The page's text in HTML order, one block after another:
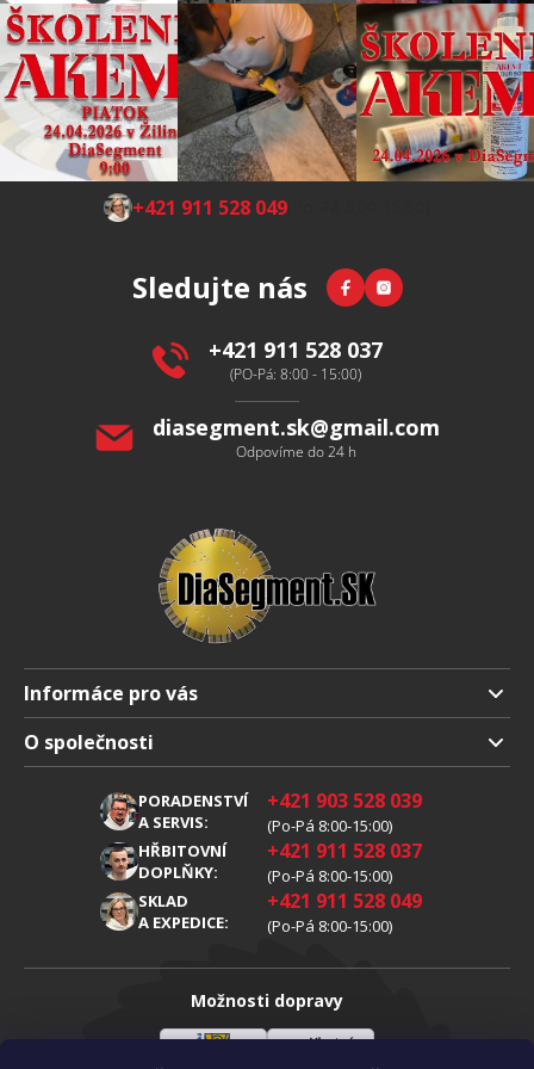
+421 911 528 049
Sledujte nás Facebook
Instagram
+421 911 528 037
(PO-Pá: 8:00 - 15:00)
diasegment.sk@gmail.com
Odpovíme do 24 h
Informáce pro vás
Doprava a platba
Obchodní podmienky
Reklamáce
Zpracování osobních údajů
O společnosti
PORADENSTVÍ
A SERVIS:
+421 903 528 039
(Po-Pá 8:00-15:00)
HŘBITOVNÍ
DOPLŇKY:
+421 911 528 037
(Po-Pá 8:00-15:00)
SKLAD
A EXPEDICE:
+421 911 528 049
(Po-Pá 8:00-15:00)
Možnosti dopravy